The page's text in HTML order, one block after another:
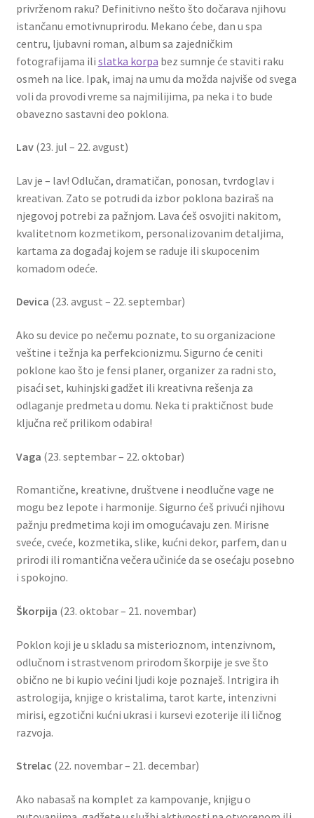
Prijava za masterclass
Prirodni proizvodi
Privacy Policy
Reset password
Sample Page
Slatkiši
Special people
Tartufi
Uredjenje doma
Vino
privrženom raku? Definitivno nešto što dočarava njihovu
istančanu emotivnuprirodu. Mekano ćebe, dan u spa
centru, ljubavni roman, album sa zajedničkim
fotografijama ili slatka korpa bez sumnje će staviti raku
osmeh na lice. Ipak, imaj na umu da možda najviše od svega
voli da provodi vreme sa najmilijima, pa neka i to bude
obavezno sastavni deo poklona.
Lav(23. jul – 22. avgust)
Lav je – lav! Odlučan, dramatičan, ponosan, tvrdoglav i
kreativan. Zato se potrudi da izbor poklona baziraš na
njegovoj potrebi za pažnjom. Lava ćeš osvojiti nakitom,
kvalitetnom kozmetikom, personalizovanim detaljima,
kartama za događaj kojem se raduje ili skupocenim
komadom odeće.
Devica (23. avgust – 22. septembar)
Ako su device po nečemu poznate, to su organizacione
veštine i težnja ka perfekcionizmu. Sigurno će ceniti
poklone kao što je fensi planer, organizer za radni sto,
pisaći set, kuhinjski gadžet ili kreativna rešenja za
odlaganje predmeta u domu. Neka ti praktičnost bude
ključna reč prilikom odabira!
Vaga (23. septembar – 22. oktobar)
Romantične, kreativne, društvene i neodlučne vage ne
mogu bez lepote i harmonije. Sigurno ćeš privući njihovu
pažnju predmetima koji im omogućavaju zen. Mirisne
sveće, cveće, kozmetika, slike, kućni dekor, parfem, dan u
prirodi ili romantična večera učiniće da se osećaju posebno
i spokojno.
Škorpija (23. oktobar – 21. novembar)
Poklon koji je u skladu sa misterioznom, intenzivnom,
odlučnom i strastvenom prirodom škorpije je sve što
obično ne bi kupio većini ljudi koje poznaješ. Intrigira ih
astrologija, knjige o kristalima, tarot karte, intenzivni
mirisi, egzotični kućni ukrasi i kursevi ezoterije ili ličnog
razvoja.
Strelac (22. novembar – 21. decembar)
Ako nabasaš na komplet za kampovanje, knjigu o